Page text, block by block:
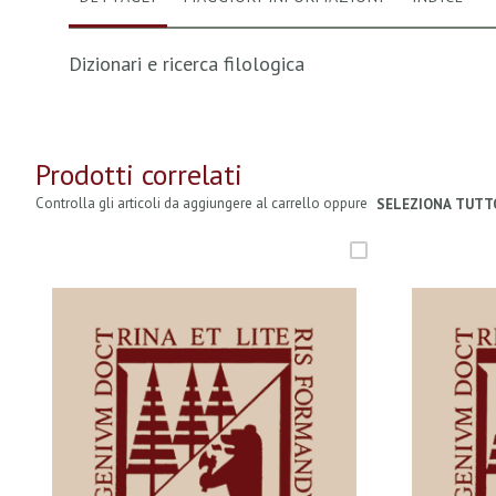
Dizionari e ricerca filologica
Prodotti correlati
Controlla gli articoli da aggiungere al carrello oppure SELEZIONA